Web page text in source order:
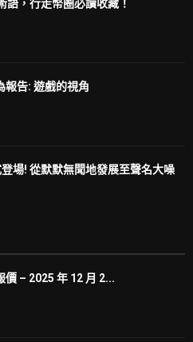
語，行走幣圈必讀收藏！
報告: 遊戲的視角
場! 從默默無聞地發展至聲名大噪
價 – 2025 年 12 月 2...